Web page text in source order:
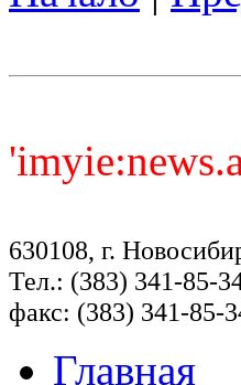
630108, г.
Тел.: (383) 341-85-
факс: (383) 341-85-
Главная